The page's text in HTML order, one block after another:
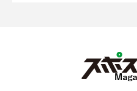
の情報を発信していきます。